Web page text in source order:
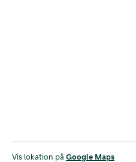
Vis lokation på Google Maps